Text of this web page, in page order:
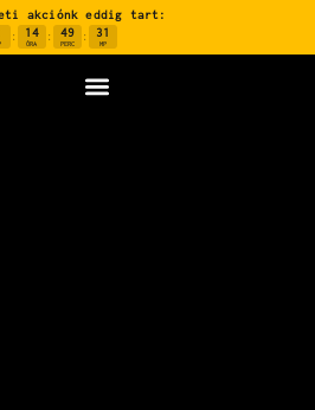
akciónk eddig tart:
: 14
ÓRA
: 49
PERC
: 30
MP